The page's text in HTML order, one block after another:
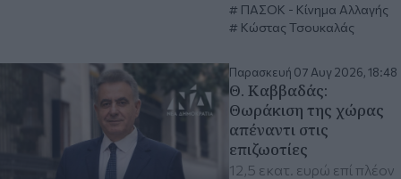
ΠΑΣΟΚ - Κίνημα Αλλαγής
Κώστας Τσουκαλάς
Παρασκευή 07 Αυγ 2026, 18:48
Θ. Καββαδάς:
Θωράκιση της χώρας
απέναντι στις
επιζωοτίες
12,5 εκατ. ευρώ επί πλέον